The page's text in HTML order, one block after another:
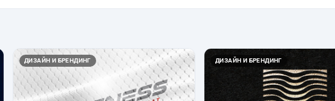
ДИЗАЙН И БРЕНДИНГ ДИЗАЙН И БРЕНДИНГ